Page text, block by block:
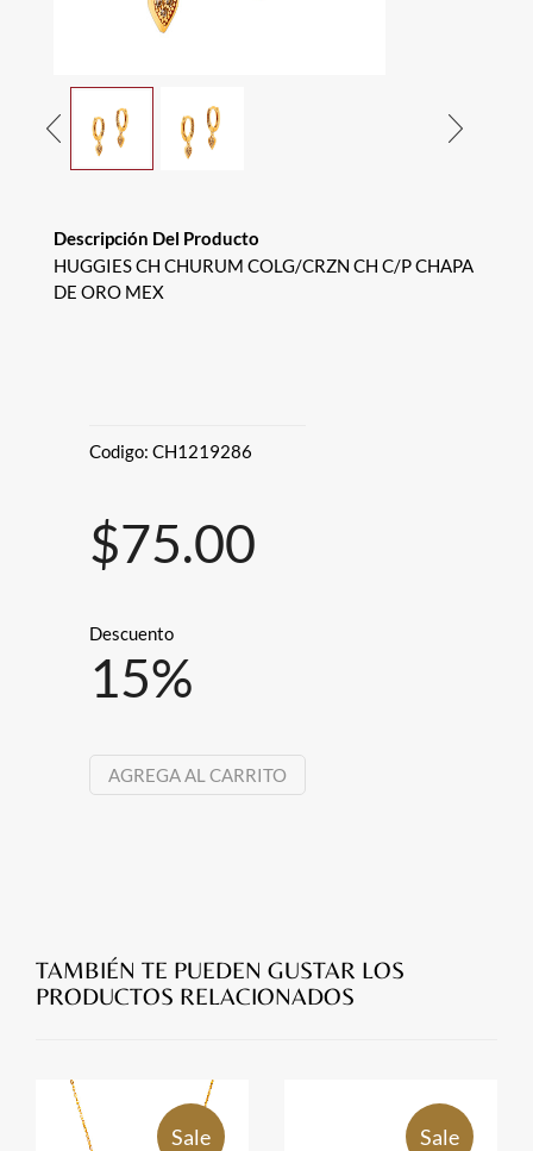
Descripción Del Producto
HUGGIES CH CHURUM COLG/CRZN CH C/P CHAPA
DE ORO MEX
Codigo: CH1219286
$75.00
Descuento
15%
AGREGA AL CARRITO
TAMBIÉN TE PUEDEN GUSTAR LOS
PRODUCTOS RELACIONADOS
Sale Sale